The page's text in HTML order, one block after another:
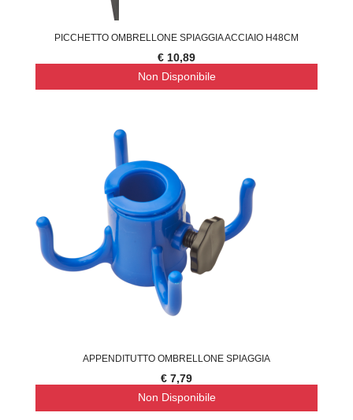
PICCHETTO OMBRELLONE SPIAGGIA ACCIAIO H48CM
€ 10,89
Non Disponibile
APPENDITUTTO OMBRELLONE SPIAGGIA
€ 7,79
Non Disponibile